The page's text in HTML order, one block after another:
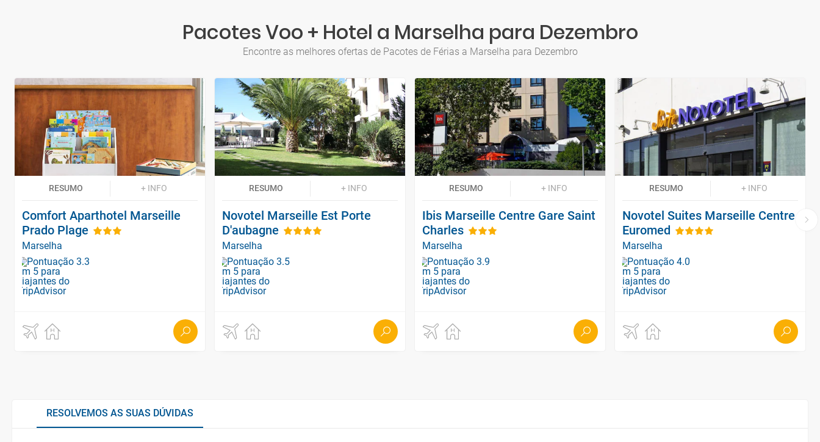
Pacotes Voo + Hotel a Marselha para Dezembro
Encontre as melhores ofertas de Pacotes de Férias a Marselha para Dezembro
RESUMO + INFO
Comfort Aparthotel Marseille
Prado Plage
Marselha
RESUMO + INFO
Novotel Marseille Est Porte
D'aubagne
Marselha
RESUMO + INFO
Ibis Marseille Centre Gare Saint
Charles
Marselha
RESUMO + INFO
Novotel Suites Marseille Centre
Euromed
Marselha
RESOLVEMOS AS SUAS DÚVIDAS